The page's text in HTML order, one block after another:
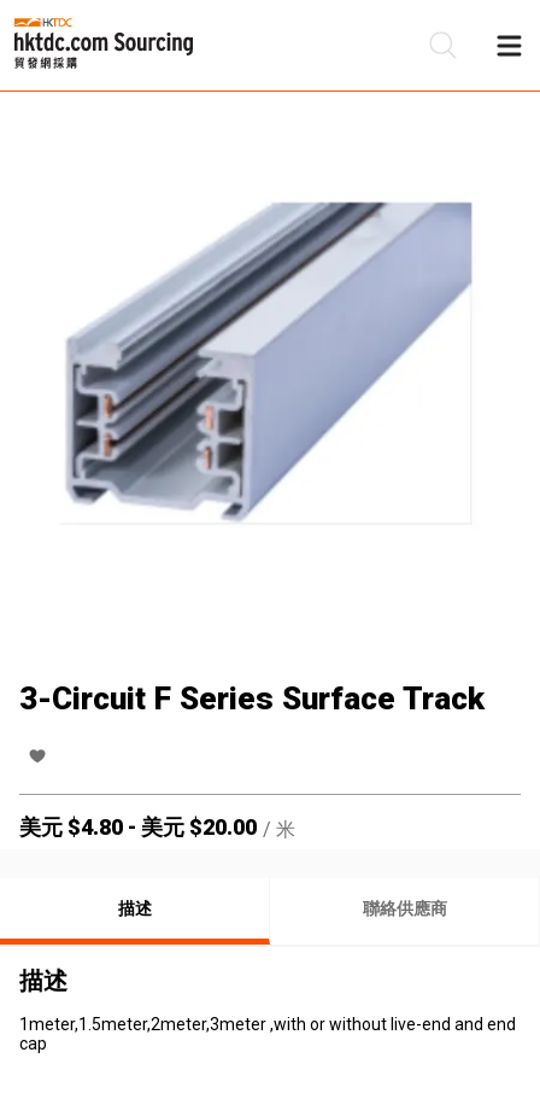
3-Circuit F Series Surface Track
美元 $4.80 - 美元 $20.00 / 米
描述 聯絡供應商
描述
1meter,1.5meter,2meter,3meter ,with or without live-end and end
cap